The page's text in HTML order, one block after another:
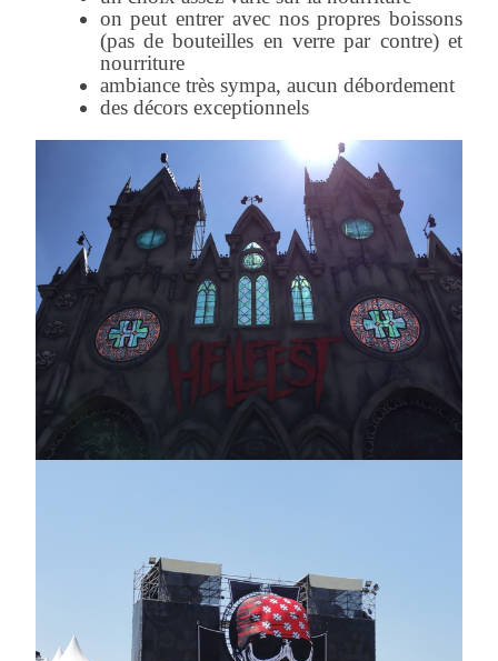
on peut entrer avec nos propres boissons
(pas de bouteilles en verre par contre) et
nourriture
ambiance très sympa, aucun débordement
des décors exceptionnels